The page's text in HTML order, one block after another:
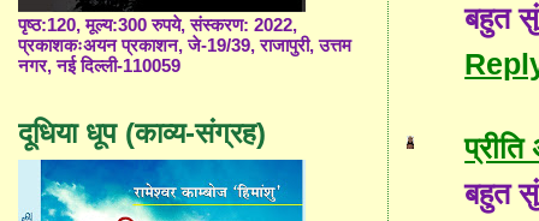
बहुत
बहुत
पृष्ठ:120, मूल्य:300 रुपये, संस्करण: 2022,
प्रकाशकःअयन प्रकाशन, जे-19/39, राजापुरी, उत्तम
नगर, नई दिल्ली-110059
दूधिया धूप (काव्य-संग्रह)